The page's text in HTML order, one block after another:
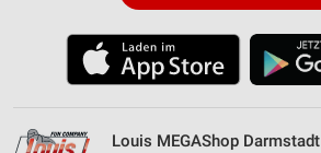
Louis MEGAShop Darmstadt